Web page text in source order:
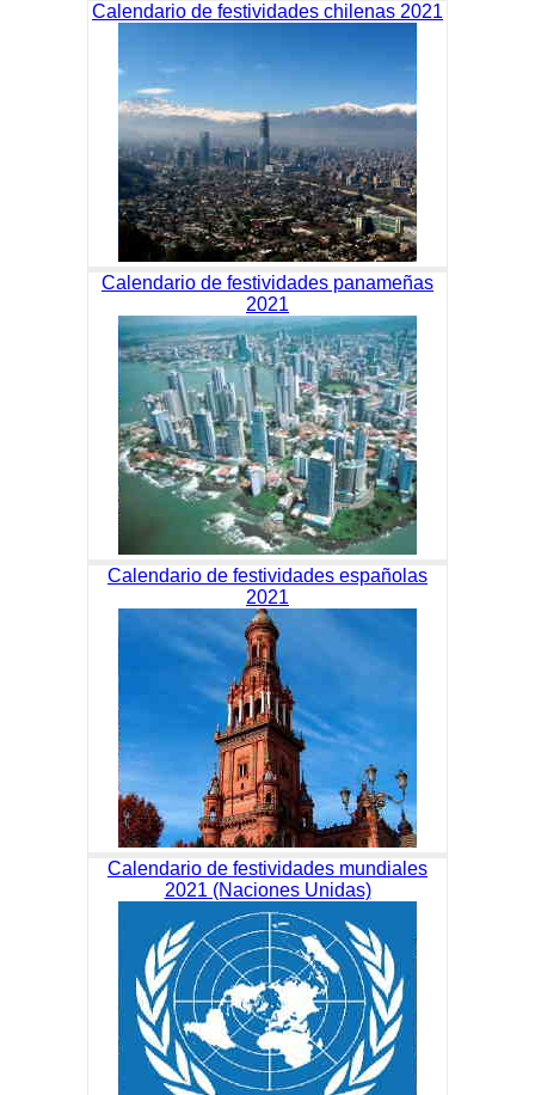
Calendario de festividades chilenas 2021
Calendario de festividades panameñas
2021
Calendario de festividades españolas
2021
Calendario de festividades mundiales
2021 (Naciones Unidas)